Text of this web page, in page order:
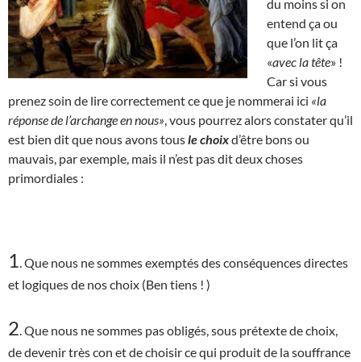
du moins si on
entend ça ou
que l’on lit ça
«avec la tête» !
Car si vous
prenez soin de lire correctement ce que je nommerai ici «la
réponse de l’archange en nous» , vous pourrez alors constater qu’il
est bien dit que nous avons tousle choixd’être bons ou
mauvais, par exemple, mais il n’est pas dit deux choses
primordiales :
1 . Que nous ne sommes exemptés des conséquences directes
et logiques de nos choix (Ben tiens ! )
2 . Que nous ne sommes pas obligés, sous prétexte de choix,
de devenir très con et de choisir ce qui produit de la souffrance